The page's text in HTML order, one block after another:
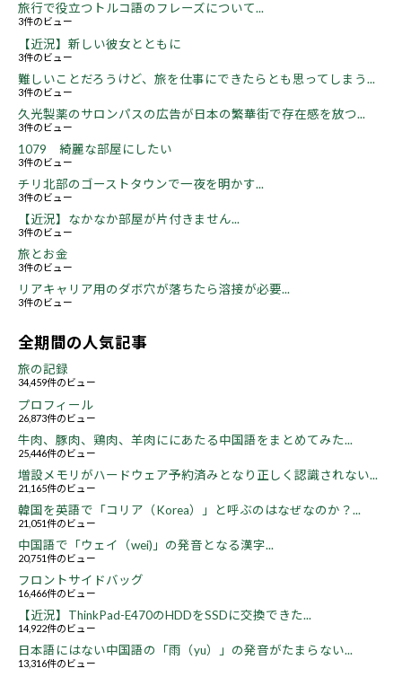
旅行で役立つトルコ語のフレーズについて...
3件のビュー
【近況】新しい彼女とともに
3件のビュー
難しいことだろうけど、旅を仕事にできたらとも思ってしまう...
3件のビュー
久光製薬のサロンパスの広告が日本の繁華街で存在感を放つ...
3件のビュー
1079 綺麗な部屋にしたい
3件のビュー
チリ北部のゴーストタウンで一夜を明かす...
3件のビュー
【近況】なかなか部屋が片付きません...
3件のビュー
旅とお金
3件のビュー
リアキャリア用のダボ穴が落ちたら溶接が必要...
3件のビュー
全期間の人気記事
旅の記録
34,459件のビュー
プロフィール
26,873件のビュー
牛肉、豚肉、鶏肉、羊肉ににあたる中国語をまとめてみた...
25,446件のビュー
増設メモリがハードウェア予約済みとなり正しく認識されない...
21,165件のビュー
韓国を英語で「コリア（Korea）」と呼ぶのはなぜなのか？...
21,051件のビュー
中国語で「ウェイ（wei)」の発音となる漢字...
20,751件のビュー
フロントサイドバッグ
16,466件のビュー
【近況】ThinkPad-E470のHDDをSSDに交換できた...
14,922件のビュー
日本語にはない中国語の「雨（yu）」の発音がたまらない...
13,316件のビュー